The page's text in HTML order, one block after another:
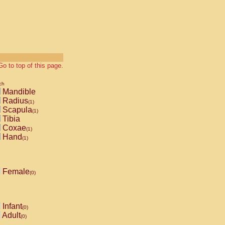
to top of this page.
Mandible
Radius(1)
Scapula(1)
Tibia
Coxae(1)
Hand(1)
Female(0)
Infant(0)
Adult(0)